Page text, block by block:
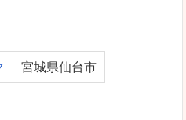
宮城県仙台市